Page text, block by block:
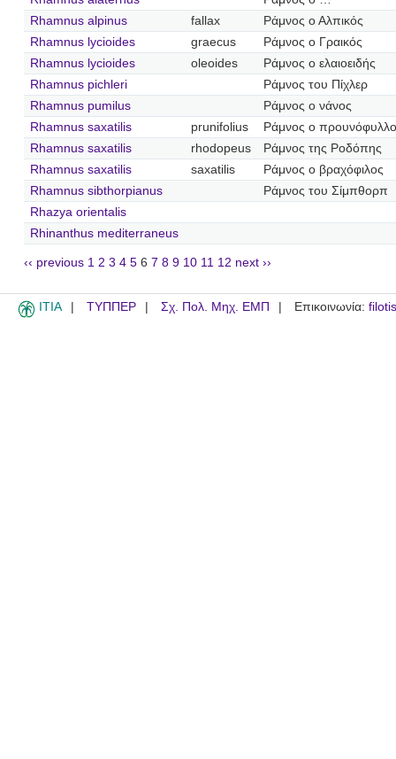
Rhamnus alpinus
fallax
Ράμνος ο Αλπικός
Rhamnus lycioides
graecus
Ράμνος ο Γραικός
Rhamnus lycioides
oleoides
Ράμνος ο ελαιοειδής
Rhamnus pichleri
Ράμνος του Πίχλερ
Rhamnus pumilus
Ράμνος ο νάνος
Rhamnus saxatilis
prunifolius
Ράμνος ο
Rhamnus saxatilis
rhodopeus
Ράμνος της Ροδόπης
Rhamnus saxatilis
saxatilis
Ράμνος ο βραχόφιλος
Rhamnus sibthorpianus
Ράμνος του Σίμπθορπ
Rhazya orientalis
Rhinanthus mediterraneus
‹‹ previous 1 2 3 4 5 6 7 8 9 10 11 12 next ››
ITIA ΤΥΠΠΕΡ Σχ. Πολ. Μηχ. ΕΜΠ Επικοινωνία: